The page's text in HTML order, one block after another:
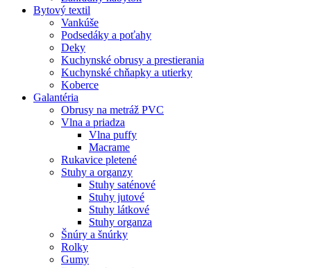
Bytový textil
Vankúše
Podsedáky a poťahy
Deky
Kuchynské obrusy a prestierania
Kuchynské chňapky a utierky
Koberce
Galantéria
Obrusy na metráž PVC
Vlna a priadza
Vlna puffy
Macrame
Rukavice pletené
Stuhy a organzy
Stuhy saténové
Stuhy jutové
Stuhy látkové
Stuhy organza
Šnúry a šnúrky
Rolky
Gumy